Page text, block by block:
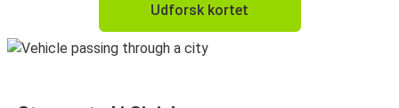
Udforsk kortet